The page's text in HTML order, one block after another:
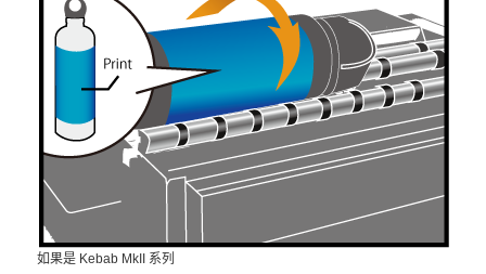
如果是 Kebab MkII 系列